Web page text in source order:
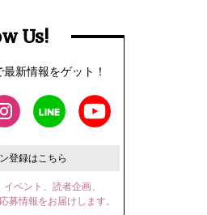
Us!
新情報をゲット！
登録はこちら
ベント、読者企画、
募情報をお届けします。